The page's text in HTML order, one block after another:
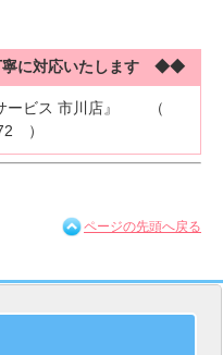
に対応いたします ◆◆
ビス 市川店』
（
）
ページの先頭へ戻る